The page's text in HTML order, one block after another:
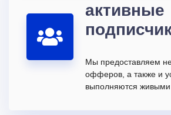
активные
Мы предоставляем
офферов, а также и
выполняются